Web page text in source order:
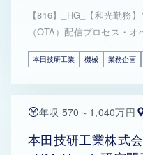
【816】_HG_【和光勤務
（OTA）配信プロセス・
本田技研工業 機械 業務企画
年収 570～1,040万円
本田技研工業株式